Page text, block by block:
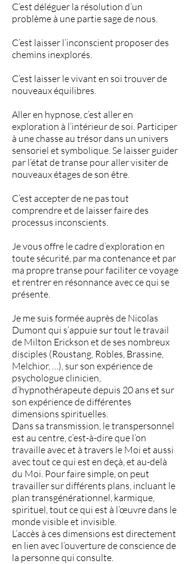
C’est déléguer la résolution d’un
problème à une partie sage de nous.
C’est laisser l’inconscient proposer des
chemins inexplorés.
C’est laisser le vivant en soi trouver de
nouveaux équilibres.
Aller en hypnose, c’est aller en
exploration à l’intérieur de soi. Participer
à une chasse au trésor dans un univers
sensoriel et symbolique. Se laisser guider
par l’état de transe pour aller visiter de
nouveaux étages de son être.
C’est accepter de ne pas tout
comprendre et de laisser faire des
processus inconscients.
Je vous offre le cadre d’exploration en
toute sécurité, par ma contenance et par
ma propre transe pour faciliter ce voyage
et rentrer en résonnance avec ce qui se
présente.
Je me suis formée auprès de Nicolas
Dumont qui s’appuie sur tout le travail
de Milton Erickson et de ses nombreux
disciples (Roustang, Robles, Brassine,
Melchior, …), sur son expérience de
psychologue clinicien,
d’hypnothérapeute depuis 20 ans et sur
son expérience de différentes
dimensions spirituelles.
Dans sa transmission, le transpersonnel
est au centre, c’est-à-dire que l’on
travaille avec et à travers le Moi et aussi
avec tout ce qui est en deçà, et au-delà
du Moi. Pour faire simple, on peut
travailler sur différents plans, incluant le
plan transgénérationnel, karmique,
spirituel, tout ce qui est à l’œuvre dans le
monde visible et invisible.
L’accès à ces dimensions est directement
en lien avec l’ouverture de conscience de
la personne qui consulte.